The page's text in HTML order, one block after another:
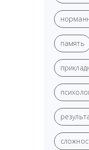
память